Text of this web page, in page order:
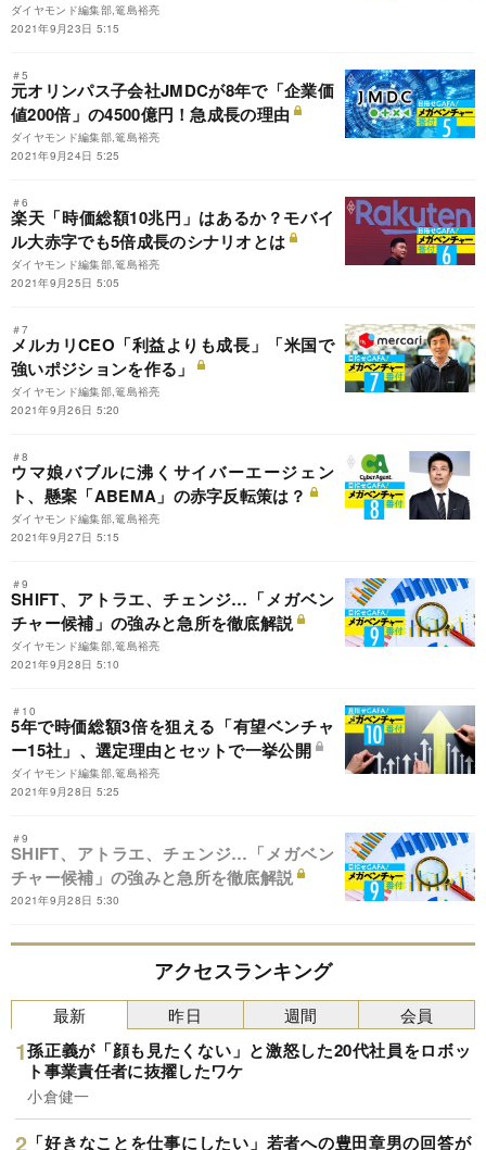
ダイヤモンド編集部,篭島裕亮
2021年9月23日 5:15
＃5
元オリンパス子会社JMDCが8年で「企業価
値200倍」の4500億円！急成長の理由
ダイヤモンド編集部,篭島裕亮
2021年9月24日 5:25
＃6
楽天「時価総額10兆円」はあるか？モバイ
ル大赤字でも5倍成長のシナリオとは
ダイヤモンド編集部,篭島裕亮
2021年9月25日 5:05
＃7
メルカリCEO「利益よりも成長」「米国で
強いポジションを作る」
ダイヤモンド編集部,篭島裕亮
2021年9月26日 5:20
＃8
ウマ娘バブルに沸くサイバーエージェン
ト、懸案「ABEMA」の赤字反転策は？
ダイヤモンド編集部,篭島裕亮
2021年9月27日 5:15
＃9
SHIFT、アトラエ、チェンジ…「メガベン
チャー候補」の強みと急所を徹底解説
ダイヤモンド編集部,篭島裕亮
2021年9月28日 5:10
＃10
5年で時価総額3倍を狙える「有望ベンチャ
ー15社」、選定理由とセットで一挙公開
ダイヤモンド編集部,篭島裕亮
2021年9月28日 5:25
＃9
SHIFT、アトラエ、チェンジ…「メガベン
チャー候補」の強みと急所を徹底解説
2021年9月28日 5:30
アクセスランキング
最新
孫正義が「顔も見たくない」と激怒した20代社員をロボッ
ト事業責任者に抜擢したワケ
小倉健一
「好きなことを仕事にしたい」若者への豊田章男の回答が
昨日 週間 会員